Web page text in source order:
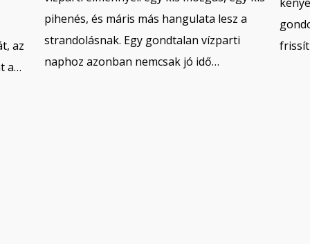
az
a…
pihenés, és máris más hangulata lesz a
strandolásnak. Egy gondtalan vízparti
naphoz azonban nemcsak jó idő…